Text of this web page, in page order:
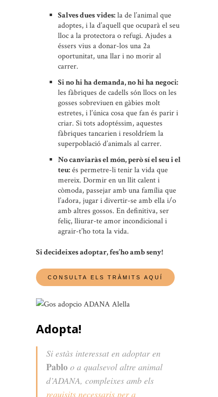
Salves dues vides:la de l’animal que
adoptes, i la d’aquell que ocuparà el seu
lloc a la protectora o refugi. Ajudes a
éssers vius a donar-los una 2a
oportunitat, una llar i no morir al
carrer.
Si no hi ha demanda, no hi ha negoci:
les fàbriques de cadells són llocs on les
gosses sobreviuen en gàbies molt
estretes, i l’única cosa que fan és parir i
criar. Si tots adoptéssim, aquestes
fàbriques tancarien i resoldríem la
superpoblació d’animals al carrer.
No canviaràs el món, però sí el seu i el
teu:és permetre-li tenir la vida que
mereix. Dormir en un llit calent i
còmoda, passejar amb una família que
l’adora, jugar i divertir-se amb ella i/o
amb altres gossos. En definitiva, ser
feliç, lliurar-te amor incondicional i
agrair-t’ho tota la vida.
Si decideixes adoptar, fes’ho amb seny!
Adopta!
Si estàs interessat en adoptar en
Pablo o a qualsevol altre animal
d’ADANA, compleixes amb els
requisits necessaris per a